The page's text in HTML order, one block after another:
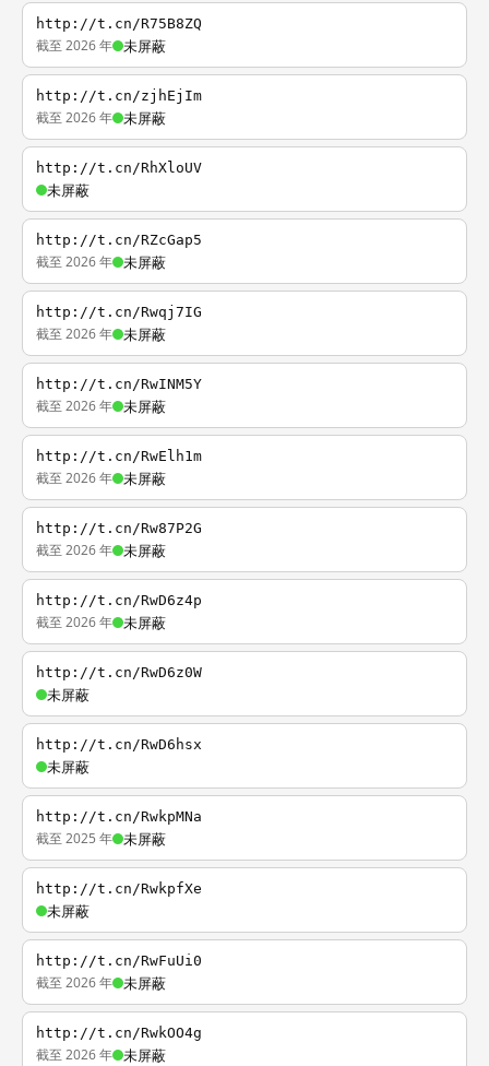
http://t.cn/R75B8ZQ
截至 2026 年 未屏蔽
http://t.cn/zjhEjIm
截至 2026 年 未屏蔽
http://t.cn/RhXloUV
未屏蔽
http://t.cn/RZcGap5
截至 2026 年 未屏蔽
http://t.cn/Rwqj7IG
截至 2026 年 未屏蔽
http://t.cn/RwINM5Y
截至 2026 年 未屏蔽
http://t.cn/RwElh1m
截至 2026 年 未屏蔽
http://t.cn/Rw87P2G
截至 2026 年 未屏蔽
http://t.cn/RwD6z4p
截至 2026 年 未屏蔽
http://t.cn/RwD6z0W
未屏蔽
http://t.cn/RwD6hsx
未屏蔽
http://t.cn/RwkpMNa
截至 2025 年 未屏蔽
http://t.cn/RwkpfXe
未屏蔽
http://t.cn/RwFuUi0
截至 2026 年 未屏蔽
http://t.cn/RwkOO4g
截至 2026 年 未屏蔽